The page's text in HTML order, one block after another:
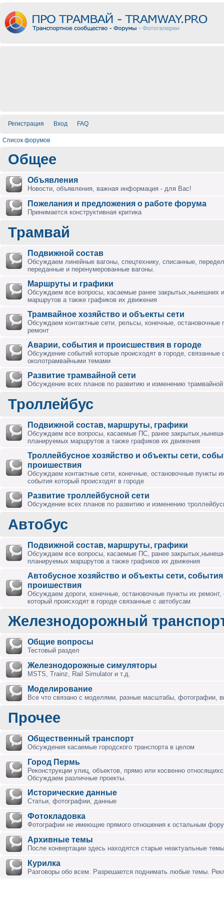
Регистрация Вход FAQ
Список форумов
Общее
Объявления
Новости, объявления, важная информация - для Вас!
Пожелания и предложения о работе форума
Принимается конструктивная критика
Трамвай
Подвижной состав
Обсуждаем линейные вагоны, спецтехнику, списанные,
переданные и перенумерованные вагоны.
Маршруты и графики
Обсуждаем все вопросы, касаемые ранее закрытых,нынешних
маршрутов а также графиков их движения
Трамвайное хозяйство и объекты сети
Обсуждаем контактные сети, рельсы, конечные, остановочные
ремонт
Аварии, события и происшествия в городе
Обсуждение событий которые происходят в городе, связанные
околотрамвайными темами
Развитие трамвайной сети
Обсуждение всех планов по развитию и изменению трамвайной
Троллейбус
Подвижной состав, маршруты, графики
Обсуждаем все вопросы, касаемые ПС, ранее
планируемых маршрутов а также графиков их движения
Троллейбусное хозяйство и объекты сети,
проишествия
Обсуждаем контактные сети, конечные, остановочные пункты
события который происходят в городе
Развитие троллейбусной сети
Обсуждение всех планов по развитию и изменению
Автобус
Подвижной состав, маршруты, графики
Обсуждаем все вопросы, касаемые ПС, ранее
планируемых маршрутов а также графиков их движения
Автобусное хозяйство и объекты сети,
проишествия
Обсуждаем дороги, конечные, остановочные пункты их ремонт,
который происходят в городе связанные с автобусам
Железнодорожный
Общие вопросы
Тестовый раздел
Железнодорожные симуляторы
MSTS, Trainz, Rail Simulator и т.д.
Моделирование
Все что связано с моделями, разные масштабы, фотографии,
Прочее
Общественный транспорт
Обсуждения касаемые городского транспорта в целом
Город Пермь
Реконструкции улиц, объектов, прямо или косвенно
Обсуждаем различные проекты.
Исторические данные
Статьи, фотографии, данные
Фотокладовка
Фотографии не имеющие прямого отношения к остальным
Архивные темы
После конвертации здесь находятся старые неактуальные
Курилка
Разговоры обо всем. Разрешается поднимать любые темы.